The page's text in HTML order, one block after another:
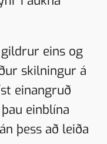
eins og
skilningur á
einangruð
einblína
þess að leiða